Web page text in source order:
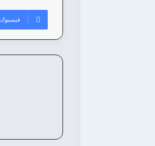
فيسبوك